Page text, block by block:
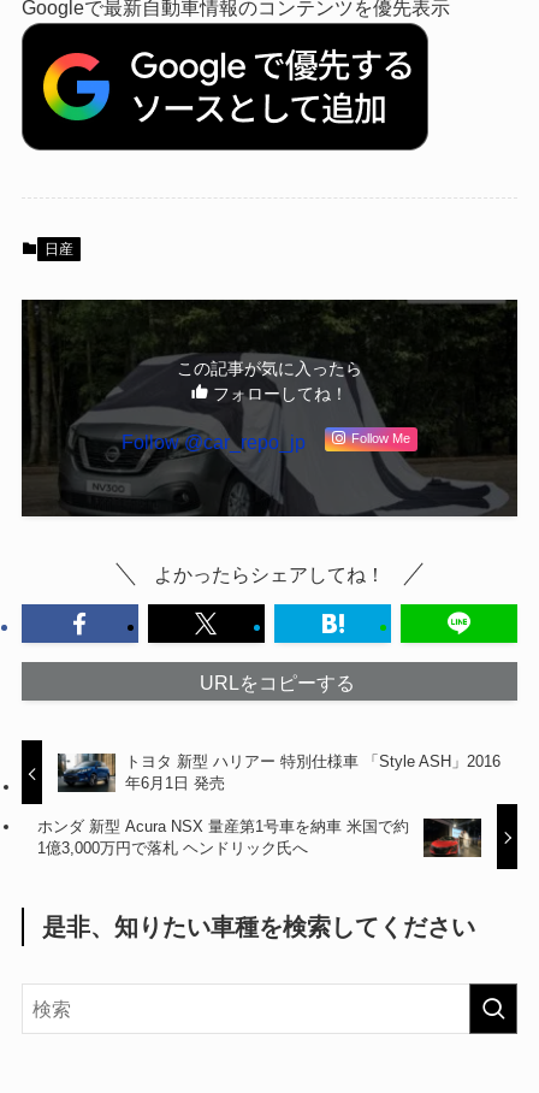
Googleで最新自動車情報のコンテンツを優先表示
日産
この記事が気に入ったら
フォローしてね！
Follow @car_repo_jp Follow Me
よかったらシェアしてね！
URLをコピーする
トヨタ 新型 ハリアー 特別仕様車 「Style ASH」2016
年6月1日 発売
ホンダ 新型 Acura NSX 量産第1号車を納車 米国で約
1億3,000万円で落札 ヘンドリック氏へ
是非、知りたい車種を検索してください